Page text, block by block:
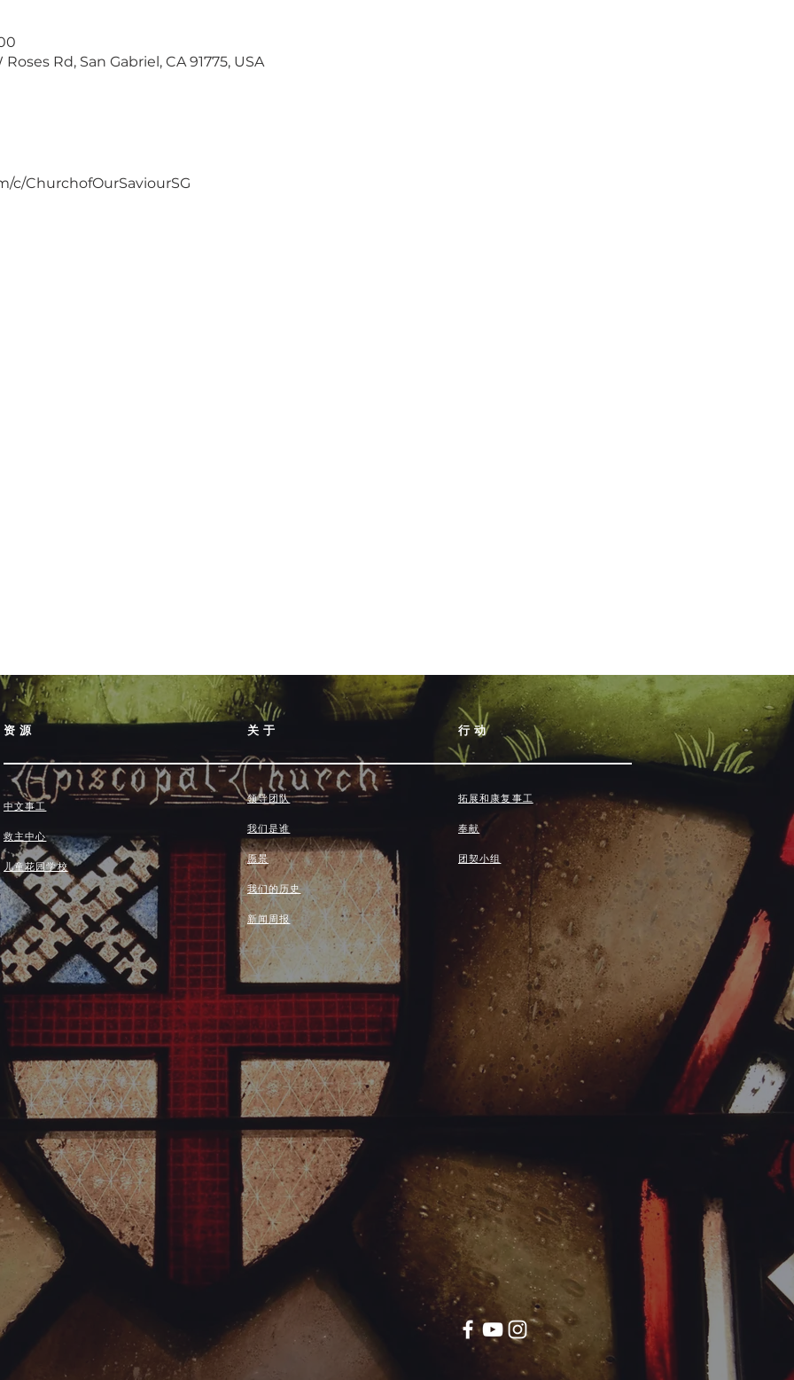
Rd, San Gabriel, CA 91775, USA
c/ChurchofOurSaviourSG
关于
领导团队
我们是谁
愿景
我们的历史
新闻周报
行动
拓展和康复事工
奉献
团契小组
资源
中文事工
救主中心
儿童花园学校